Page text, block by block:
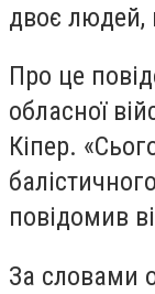
двоє людей,
Про це
обласної
Кіпер.
повідомив
За словами